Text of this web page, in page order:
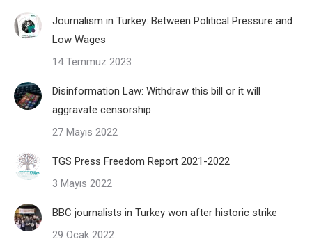
Journalism in Turkey: Between Political Pressure and
Low Wages
14 Temmuz 2023
Disinformation Law: Withdraw this bill or it will
aggravate censorship
27 Mayıs 2022
TGS Press Freedom Report 2021-2022
3 Mayıs 2022
BBC journalists in Turkey won after historic strike
29 Ocak 2022